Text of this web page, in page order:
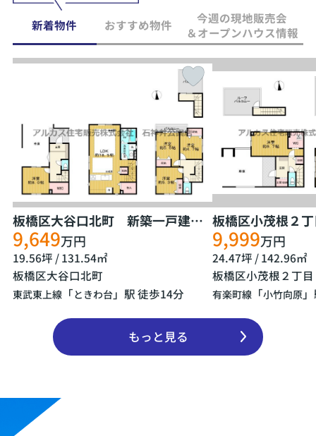
新着物件 おすすめ物件
今週の現地販売会
＆オープンハウス情報
板橋区大谷口北町 新築一戸建 東武東上線 ときわ台
9,649万円
19.56坪 / 131.54㎡
板橋区大谷口北町
東武東上線 「ときわ台」駅 徒歩14分
9,999万円
24.47坪 / 142.96㎡
板橋区小茂根２丁目
有楽町線 「小竹向原
もっと見る